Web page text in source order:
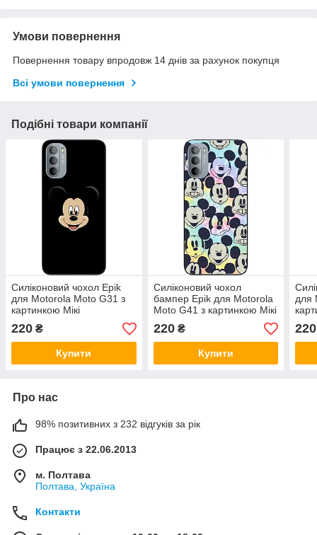
Умови повернення
Повернення товару впродовж 14 днів за рахунок покупця
Всі умови повернення
Подібні товари компанії
Силіконовий чохол Epik
для Motorola Moto G31 з
картинкою Мікі
220 ₴
Купити
Силіконовий чохол
бампер Epik для Motorola
Moto G41 з картинкою Мікі
220₴
Купити
для
220
Про нас
98% позитивних з 232 відгуків за рік
Працює з 22.06.2013
м. Полтава
Полтава, Україна
Контакти